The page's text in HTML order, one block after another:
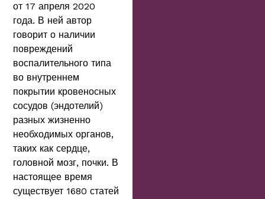
от 17 апреля 2020
года. В ней автор
говорит о наличии
повреждений
воспалительного типа
во внутреннем
покрытии кровеносных
сосудов (эндотелий)
разных жизненно
необходимых органов,
таких как сердце,
головной мозг, почки. В
настоящее время
существует 1680 статей